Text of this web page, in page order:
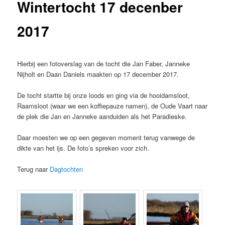
Wintertocht 17 decenber
2017
Hierbij een fotoverslag van de tocht die Jan Faber, Janneke
Nijholt en Daan Daniels maakten op 17 december 2017.
De tocht startte bij onze loods en ging via de hooidamsloot,
Raamsloot (waar we een koffiepauze namen), de Oude Vaart naar
de plek die Jan en Janneke aanduiden als het Paradieske.
Daar moesten we op een gegeven moment terug vanwege de
dikte van het ijs. De foto’s spreken voor zich.
Terug naarDagtochten